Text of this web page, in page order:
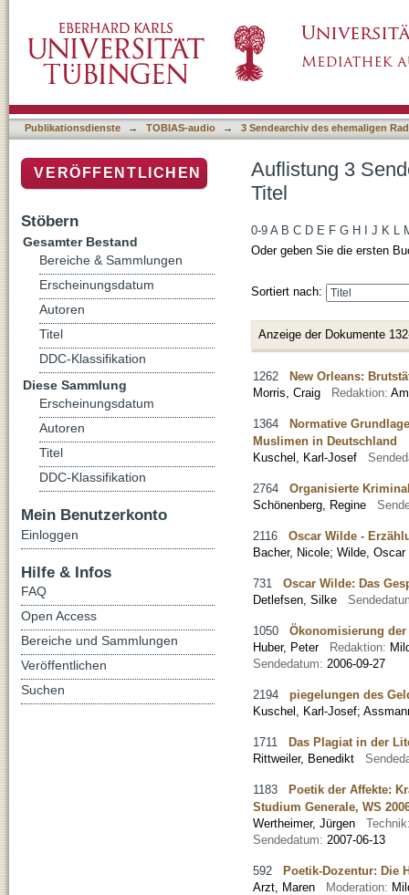
Publikationsdienste → TOBIAS-audio → 3 Sendearchiv des ehemaligen
Auflistung 3
Titel
0-9 A B C D E F G H J K L
Oder geben Sie die ersten
Sortiert nach:
Anzeige der Dokumente
1262 New Orleans:
Morris, Craig
Redaktion:
1364 Normative
Muslimen in Deutschland
Kuschel, Karl-Josef
2764 Organisierte
Schönenberg, Regine
2116 Oscar Wilde -
Bacher, Nicole; Wilde, Oscar
731 Oscar Wilde: Das
Detlefsen, Silke
1050 Ökonomisierung
Huber, Peter
Redaktion:
Sendedatum: 2006-09-27
2194 piegelungen des
Kuschel, Karl-Josef;
1711 Das Plagiat in der
Rittweiler, Benedikt
1183 Poetik der Affekte:
Studium Generale, WS
Wertheimer, Jürgen
Sendedatum: 2007-06-13
592 Poetik-Dozentur: Die
Arzt, Maren
Moderation:
VERÖFFENTLICHEN
Stöbern
Gesamter Bestand
Bereiche & Sammlungen
Erscheinungsdatum
Autoren
Titel
DDC-Klassifikation
Diese Sammlung
Erscheinungsdatum
Autoren
Titel
DDC-Klassifikation
Mein Benutzerkonto
Einloggen
Hilfe & Infos
FAQ
Open Access
Bereiche und Sammlungen
Veröffentlichen
Suchen